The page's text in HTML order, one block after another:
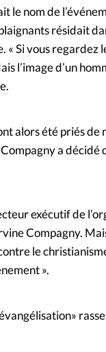
le nom de
résidait
« Si vous regardez
l’image d’un
alors été priés de
a
exécutif de
Compagny.
le
».